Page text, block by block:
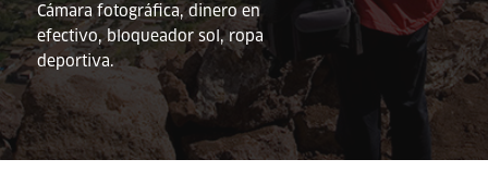
Cámara fotográfica, dinero en
efectivo, bloqueador sol, ropa
deportiva.